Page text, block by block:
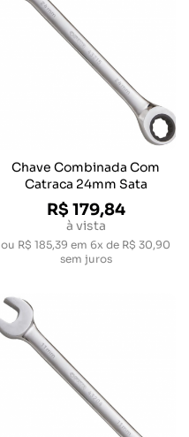
Chave Combinada Com
Catraca 24mm Sata
R$ 179,84
à vista
ou R$ 185,39 em 6x de R$ 30,90
sem juros